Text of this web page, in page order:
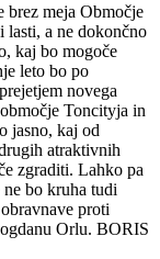
brez meja Območje
a ne dokončno
kaj bo mogoče
leto bo po
novega
Toncityja in
jasno, kaj od
atraktivnih
zgraditi. Lahko pa
bo kruha tudi
proti
Orlu. BORIS